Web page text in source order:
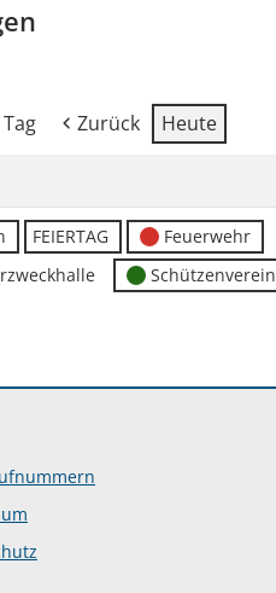
Tag Zurück Heute
FEIERTAG Feuerwehr
Schützenverein